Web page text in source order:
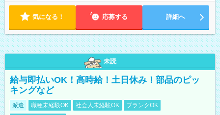
気になる！ 応募する 詳細へ
未読
給与即払いOK！高時給！土日休み！部品のピッ
キングなど
派遣 職種未経験OK 社会人未経験OK
ブランクOK